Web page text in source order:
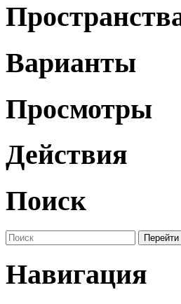
Варианты
Просмотры
Действия
Поиск
Навигация